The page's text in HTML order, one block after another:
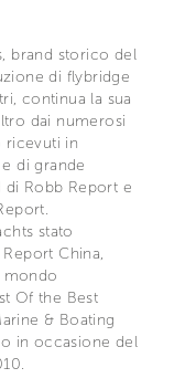
brand storico del
di flybridge
continua la sua
dai numerosi
ricevuti in
di grande
di Robb Report e
stato
China,
mondo
Of the Best
& Boating
in occasione del